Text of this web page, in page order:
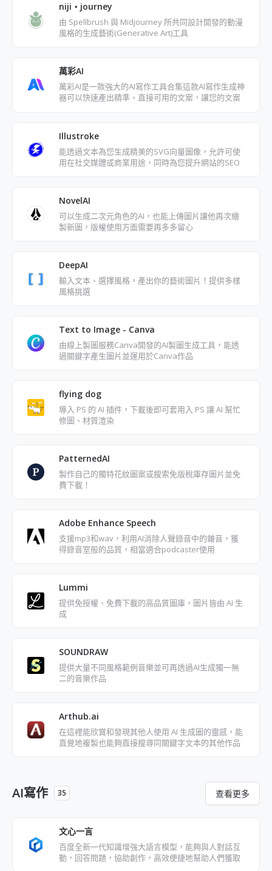
niji・journey
由 Spellbrush 與 Midjourney 所共同設計開發的動漫
風格的生成藝術(Generative Art)工具
萬彩AI
萬彩AI是一款強大的AI寫作工具合集這款AI寫作生成神
器可以快速產出精準、直接可用的文案，讓您的文案
Illustroke
能透過文本為您生成精美的SVG向量圖像，允許可使
用在社交媒體或商業用途，同時為您提升網站的SEO
NovelAI
可以生成二次元角色的AI，也能上傳圖片讓他再次繪
製新圖，版權使用方面需要再多多留心
DeepAI
輸入文本、選擇風格，產出你的藝術圖片！提供多樣
風格挑選
Text to Image - Canva
由線上製圖服務Canva開發的AI製圖生成工具，能透
過關鍵字產生圖片並運用於Canva作品
flying dog
導入 PS 的 AI 插件，下載後即可套用入 PS 讓 AI 幫忙
修圖、材質渲染
PatternedAI
製作自己的獨特花紋圖案或搜索免版稅庫存圖片並免
費下載！
Adobe Enhance Speech
支援mp3和wav，利用AI消除人聲錄音中的雜音，獲
得錄音室般的品質，相當適合podcaster使用
Lummi
提供免授權、免費下載的高品質圖庫，圖片皆由 AI 生
成
SOUNDRAW
提供大量不同風格範例音樂並可再透過AI生成獨一無
二的音樂作品
Arthub.ai
在這裡能欣賞和發現其他人使用 AI 生成圖的靈感，能
直覺地複製也能夠直接搜尋同關鍵字文本的其他作品
AI寫作 35 查看更多
文心一言
百度全新一代知識增強大語言模型，能夠與人對話互
動，回答問題，協助創作，高效便捷地幫助人們獲取